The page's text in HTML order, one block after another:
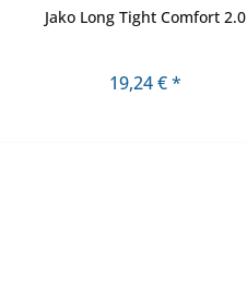
Jako Long Tight Comfort 2.0
19,24 € *